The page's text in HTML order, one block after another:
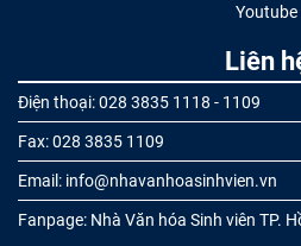
Youtube
Liên
Điện thoại: 028 3835 1118 - 1109
Fax: 028 3835 1109
Email: info@nhavanhoasinhvien.vn
Fanpage: Nhà Văn hóa Sinh viên TP.